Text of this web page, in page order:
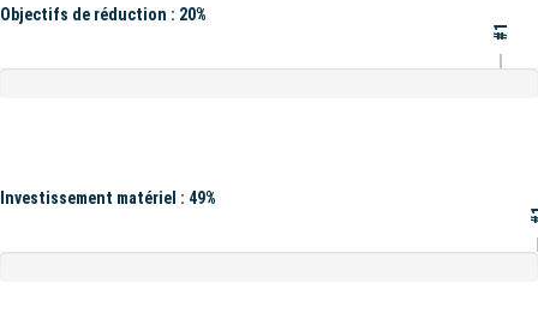
Objectifs de réduction : 20%
#1
Investissement matériel : 49%